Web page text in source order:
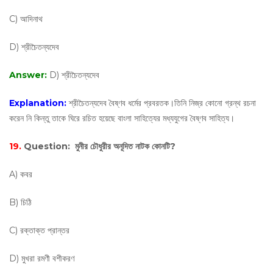
C) আদিনাথ
D) শ্রীচৈতন্যদেব
Answer: D) শ্রীচৈতন্যদেব
Explanation:শ্রীচৈতন্যদেব বৈষ্ণব ধর্মের প্রবরতক।তিনি নিজ্র কোনো গ্রন্থ রচনা
করেন নি কিন্তু তাকে ঘিরে রচিত হয়েছে বাংলা সাহিত্যের মধ্যযুগের বৈষ্ণব সাহিত্য।
19. Question: মুনীর চৌধুরীর অনূদিত নাটক কোনটি?
A) কবর
B) চিঠি
C) রক্তাক্ত প্রান্তর
D) মুখরা রমণী বশীকরণ